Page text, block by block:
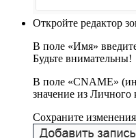
Откройте редактор
В поле «Имя»
Будьте внимательны!
В поле «CNAME»
значение из Личного
Сохраните